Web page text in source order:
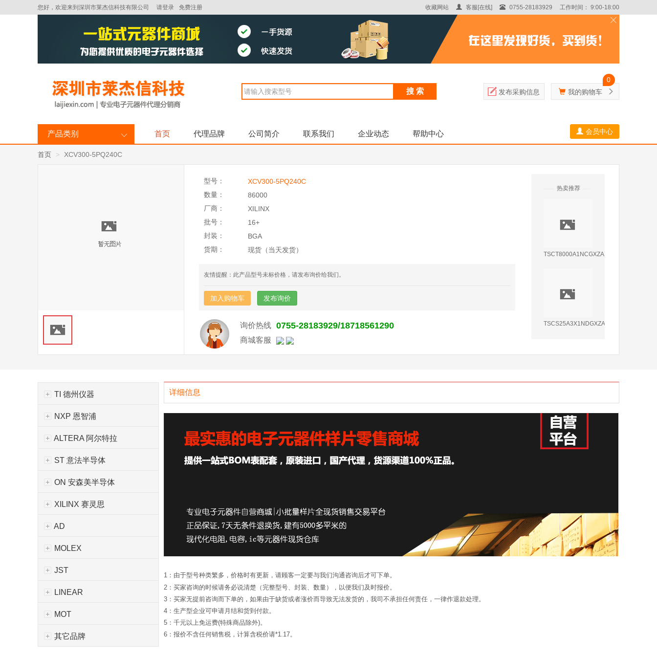
您好，欢迎来到深圳市莱杰信科技有限公司 请登录 免费注册 收藏网站 客服[在线] 0755-28183929 工作时间： 9:00-18:00
搜 索 发布采购信息
0
我的购物车
产品类别 首页 代理品牌 公司简介 联系我们 企业动态 帮助中心 会员中心
首页 XCV300-5PQ240C
型号： XCV300-5PQ240C
数量： 86000
厂商： XILINX
批号： 16+
封装： BGA
货期： 现货（当天发货）
友情提醒：此产品型号未标价格，请发布询价给我们。
加入购物车 发布询价
询价热线 0755-28183929/18718561290
商城客服
热卖推荐
TSCT8000A1NCGXZAX8
TSCS25A3X1NDGXZAX8
TI 德州仪器
NXP 恩智浦
ALTERA 阿尔特拉
ST 意法半导体
ON 安森美半导体
XILINX 赛灵思
AD
MOLEX
JST
LINEAR
MOT
其它品牌
详细信息
1：由于型号种类繁多，价格时有更新，请顾客一定要与我们沟通咨询后才可下单。
2：买家咨询的时候请务必说清楚（完整型号、封装、数量），以便我们及时报价。
3：买家无提前咨询而下单的，如果由于缺货或者涨价而导致无法发货的，我司不承担任何责任，一律作退款处理。
4：生产型企业可申请月结和货到付款。
5：千元以上免运费(特殊商品除外)。
6：报价不含任何销售税，计算含税价请*1.17。